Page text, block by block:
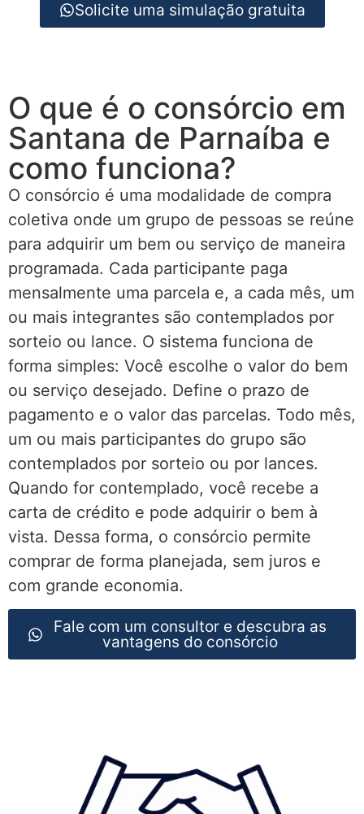
Solicite uma simulação gratuita
O que é o consórcio em
Santana de Parnaíba e
como funciona?
O consórcio é uma modalidade de compra
coletiva onde um grupo de pessoas se reúne
para adquirir um bem ou serviço de maneira
programada. Cada participante paga
mensalmente uma parcela e, a cada mês, um
ou mais integrantes são contemplados por
sorteio ou lance. O sistema funciona de
forma simples: Você escolhe o valor do bem
ou serviço desejado. Define o prazo de
pagamento e o valor das parcelas. Todo mês,
um ou mais participantes do grupo são
contemplados por sorteio ou por lances.
Quando for contemplado, você recebe a
carta de crédito e pode adquirir o bem à
vista. Dessa forma, o consórcio permite
comprar de forma planejada, sem juros e
com grande economia.
Fale com um consultor e descubra as
vantagens do consórcio